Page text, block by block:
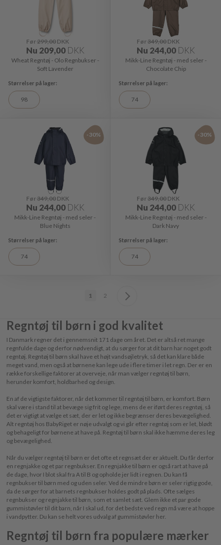
Før299,00DKK
Nu 209,00 DKK
Wheat Regntøj - Olo Regnbukser -
Soft Lavender
98
Før349,00 DKK
Nu 244,00 DKK
Mikk-Line Regntøj - med seler -
Chocolate Chip
74
-30%
Før349,00DKK
Nu 244,00 DKK
Mikk-Line Regntøj - med seler -
Blue Nights
74
-30%
Før349,00 DKK
Nu 244,00 DKK
Mikk-Line Regntøj - med seler -
Dark Navy
74
1 2
Regntøj til børn i god kvalitet
I Danmark regner det i gennemsnit 171 dage om året. Det er altså ret mange
regnfulde dage og derfor nødvendigt, at du sørger for at dit barn har noget godt
regntøj. Regntøj til børn skal have et højt vandsøjletryk, så det kan klare både
meget vand, men også at børnene kan lege ude i flere timer i let regn. Der er en
række forskellige faktorer at overveje, når man vælger regntøj til børn,
herunder komfort, holdbarhed og design.
En af de vigtigste faktorer, når det kommer til regntøj til børn, er komfort. Børn
skal være i stand til at bevæge sig frit og lege, mens de er iført deres regntøj, så
det er vigtigt at vælge et sæt, der er let og ikke begrænser deres bevægelighed.
Alt regntøj hos BabyRiget er nøje udvalgt og vi går efter regntøj som er let, blødt
og behageligt for børnene at have på. Regntøj til børn skal ikke hæmme deres leg
og bevægelighed.
Når du vælger regntøj til børn er det ofte et regnsæt der er aktuelt. Du får derfor
en regnjakke og et par regnbukser. En regnjakke til børn er også rart at have på
de dage, hvor I blot skal fra A til B og opholde jer lidt i regnen. Du kan få
regnbukser til børn med og uden seler. Ved de mindre børn er seler rigtig gode,
da de sørger for at barnets regnbukser holdes godt på plads. Ofte sælges
regnbukser og regnjakke til børn, som et samlet sæt. Glem ikke et par gode
gummistøvler til dit barn, når I skal ud, for det bedste ved regn må være at hoppe
i vandpytter. Du kan se helt vores udvalg af gummistøvler her.
Regntøj til børn fra populære mærker